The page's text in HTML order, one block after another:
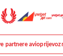
partnere